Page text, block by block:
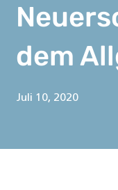
dem
Juli 10, 2020